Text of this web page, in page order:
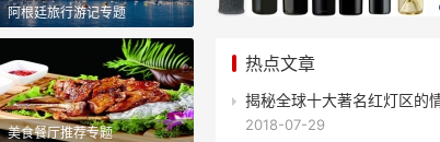
来到阿根廷的外国游客最喜欢去哪儿？
阿根廷旅行游记专题
美食餐厅推荐专题
热点文章
揭秘全球十大著名红灯区的
2018-07-29